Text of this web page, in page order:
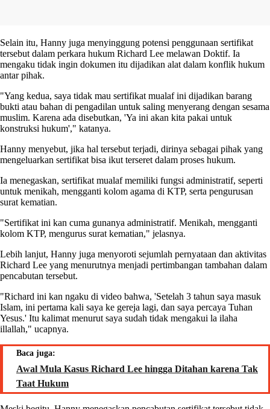
Selain itu, Hanny juga menyinggung potensi penggunaan sertifikat
tersebut dalam perkara hukum Richard Lee melawan Doktif. Ia
mengaku tidak ingin dokumen itu dijadikan alat dalam konflik hukum
antar pihak.
"Yang kedua, saya tidak mau sertifikat mualaf ini dijadikan barang
bukti atau bahan di pengadilan untuk saling menyerang dengan sesama
muslim. Karena ada disebutkan, 'Ya ini akan kita pakai untuk
konstruksi hukum'," katanya.
Hanny menyebut, jika hal tersebut terjadi, dirinya sebagai pihak yang
mengeluarkan sertifikat bisa ikut terseret dalam proses hukum.
Ia menegaskan, sertifikat mualaf memiliki fungsi administratif, seperti
untuk menikah, mengganti kolom agama di KTP, serta pengurusan
surat kematian.
"Sertifikat ini kan cuma gunanya administratif. Menikah, mengganti
kolom KTP, mengurus surat kematian," jelasnya.
Lebih lanjut, Hanny juga menyoroti sejumlah pernyataan dan aktivitas
Richard Lee yang menurutnya menjadi pertimbangan tambahan dalam
pencabutan tersebut.
"Richard ini kan ngaku di video bahwa, 'Setelah 3 tahun saya masuk
Islam, ini pertama kali saya ke gereja lagi, dan saya percaya Tuhan
Yesus.' Itu kalimat menurut saya sudah tidak mengakui la ilaha
illallah," ucapnya.
Baca juga:
Awal Mula Kasus Richard Lee hingga Ditahan karena Tak
Taat Hukum